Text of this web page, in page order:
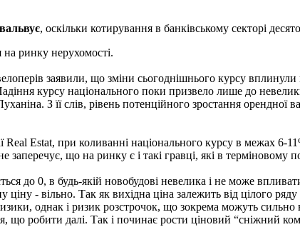
, оскільки котирування в банківському секторі
на ринку нерухомості.
заявили, що зміни сьогоднішнього курсу
курсу національного поки призвело лише до
З її слів, рівень потенційного зростання орендної
Estat, при коливанні національного курсу в межах 6-
що на ринку є і такі гравці, які в терміновому
до 0, в будь-якій новобудові невелика і не може
- вільно. Так як вихідна ціна залежить від цілого
однак і ризик розстрочок, що зокрема можуть
що робити далі. Так і починає рости ціновий “сніжний